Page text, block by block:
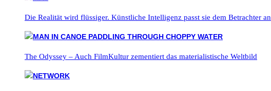
Die Realität wird flüssiger. Künstliche Intelligenz passt sie dem Betrachter an
The Odyssey – Auch FilmKultur zementiert das materialistische Weltbild